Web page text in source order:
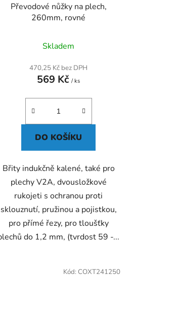
Převodové nůžky na plech,
260mm, rovné
Skladem
470,25 Kč bez DPH
569 Kč/ ks
DO KOŠÍKU
Břity indukčně kalené, také pro
plechy V2A, dvousložkové
rukojeti s ochranou proti
sklouznutí, pružinou a pojistkou,
pro přímé řezy, pro tloušťky
do 1,2 mm, (tvrdost 59 -...
Kód: COXT241250